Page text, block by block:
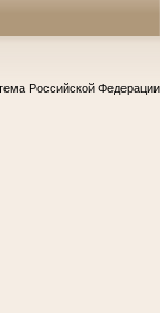
Российской